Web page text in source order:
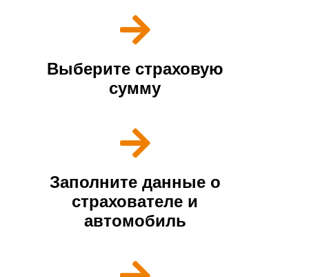
Выберите страховую
сумму
Заполните данные о
страхователе и
автомобиль